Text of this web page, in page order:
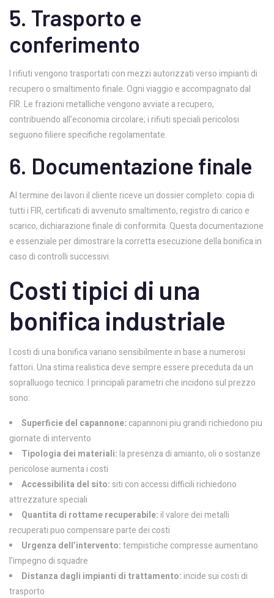
5. Trasporto e
conferimento
I rifiuti vengono trasportati con mezzi autorizzati verso impianti di
recupero o smaltimento finale. Ogni viaggio e accompagnato dal
FIR. Le frazioni metalliche vengono avviate a recupero,
contribuendo all’economia circolare; i rifiuti speciali pericolosi
seguono filiere specifiche regolamentate.
6. Documentazione finale
Al termine dei lavori il cliente riceve un dossier completo: copia di
tutti i FIR, certificati di avvenuto smaltimento, registro di carico e
scarico, dichiarazione finale di conformita. Questa documentazione
e essenziale per dimostrare la corretta esecuzione della bonifica in
caso di controlli successivi.
Costi tipici di una
bonifica industriale
I costi di una bonifica variano sensibilmente in base a numerosi
fattori. Una stima realistica deve sempre essere preceduta da un
sopralluogo tecnico. I principali parametri che incidono sul prezzo
sono:
Superficie del capannone: capannoni piu grandi richiedono piu
giornate di intervento
Tipologia dei materiali:la presenza di amianto, oli o sostanze
pericolose aumenta i costi
Accessibilita del sito: siti con accessi difficili richiedono
attrezzature speciali
Quantita di rottame recuperabile:il valore dei metalli
recuperati puo compensare parte dei costi
Urgenza dell’intervento:tempistiche compresse aumentano
l’impegno di squadre
Distanza dagli impianti di trattamento:incide sui costi di
trasporto